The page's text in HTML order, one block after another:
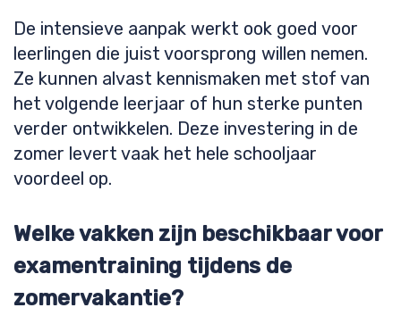
De intensieve aanpak werkt ook goed voor
leerlingen die juist voorsprong willen nemen.
Ze kunnen alvast kennismaken met stof van
het volgende leerjaar of hun sterke punten
verder ontwikkelen. Deze investering in de
zomer levert vaak het hele schooljaar
voordeel op.
Welke vakken zijn beschikbaar voor
examentraining tijdens de
zomervakantie?